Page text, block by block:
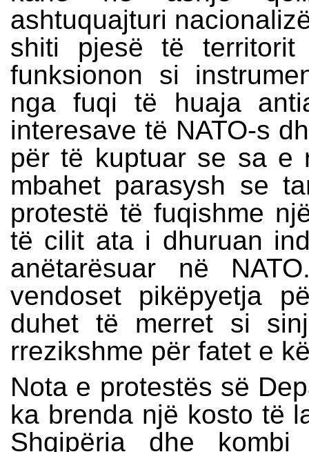
ashtuquajturi
shiti pjesë të territorit
funksionon si
nga fuqi të huaja
interesave të NATO-s
për të kuptuar se sa e
mbahet parasysh se
protestë të fuqishme
të cilit ata i dhuruan
anëtarësuar në
vendoset pikëpyetja
duhet të merret si
rrezikshme për fatet e
Nota e protestës së
ka brenda një kosto të
Shqipëria dhe